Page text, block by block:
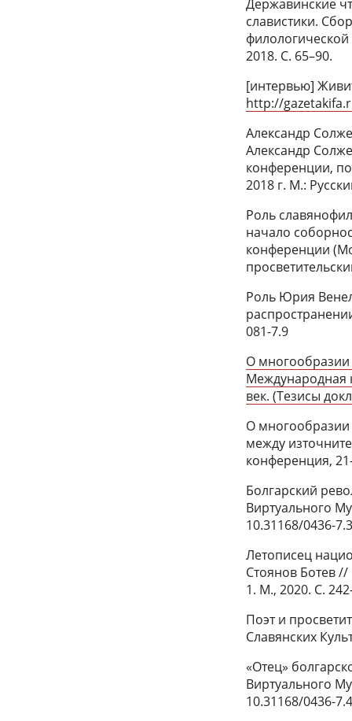
Державинские
славистики.
2018. С. 65–90.
[интервью]
http://
Александр
Александр
конференции,
2018 г. М.:
Роль
начало
конференции
Роль Юрия
081-7.9
О многообразии
Международная
век. (Тезисы
О
между
конференция,
Болгарский
Виртуального
10.31168/0436-
Летописец
Стоянов Ботев
1. М., 2020. С.
Поэт и
Славянских
«Отец»
Виртуального
10.31168/0436-